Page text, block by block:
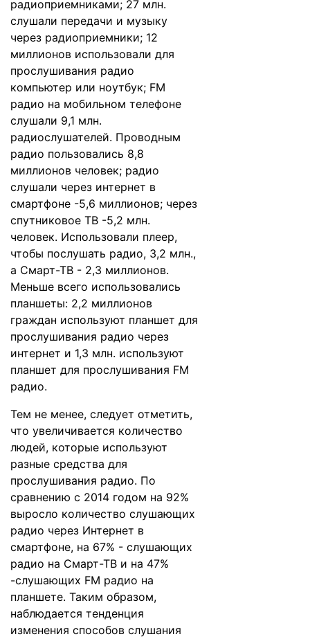
радиоприемниками; 27 млн.
слушали передачи и музыку
через радиоприемники; 12
миллионов использовали для
прослушивания радио
компьютер или ноутбук; FM
радио на мобильном телефоне
слушали 9,1 млн.
радиослушателей. Проводным
радио пользовались 8,8
миллионов человек; радио
слушали через интернет в
смартфоне -5,6 миллионов; через
спутниковое ТВ -5,2 млн.
человек. Использовали плеер,
чтобы послушать радио, 3,2 млн.,
а Смарт-ТВ - 2,3 миллионов.
Меньше всего использовались
планшеты: 2,2 миллионов
граждан используют планшет для
прослушивания радио через
интернет и 1,3 млн. используют
планшет для прослушивания FM
радио.
Тем не менее, следует отметить,
что увеличивается количество
людей, которые используют
разные средства для
прослушивания радио. По
сравнению с 2014 годом на 92%
выросло количество слушающих
радио через Интернет в
смартфоне, на 67% - слушающих
радио на Смарт-ТВ и на 47%
-слушающих FM радио на
планшете. Таким образом,
наблюдается тенденция
изменения способов слушания